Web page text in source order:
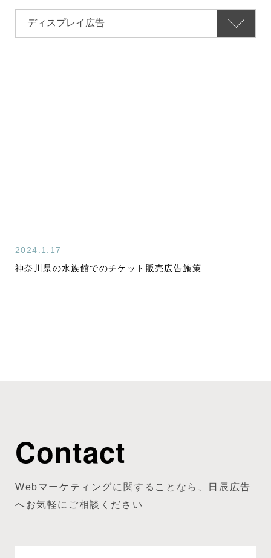
2024.1.17
神奈川県の水族館でのチケット販売広告施策
Contact
Webマーケティングに関することなら、日辰広告
へお気軽にご相談ください